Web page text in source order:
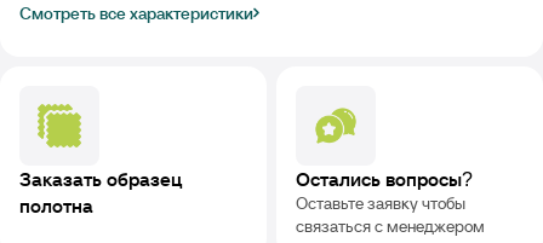
Смотреть все характеристики
Заказать образец
полотна
Остались вопросы?
Оставьте заявку чтобы
связаться с менеджером